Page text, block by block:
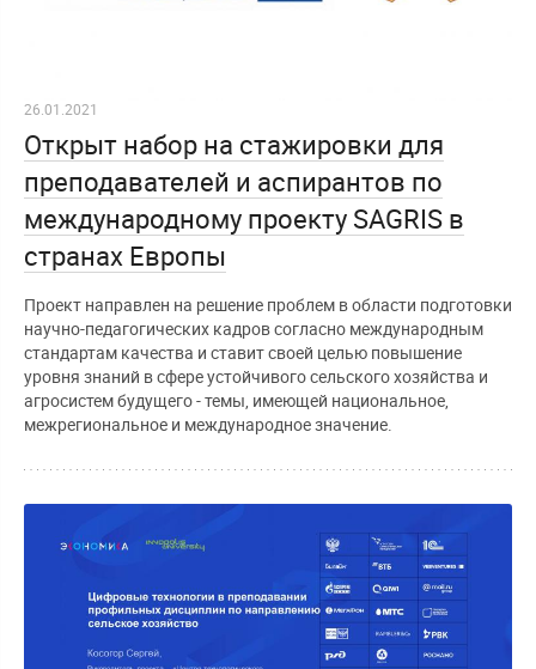
26.01.2021
Открыт набор на стажировки для
преподавателей и аспирантов по
международному проекту SAGRIS в
странах Европы
Проект направлен на решение проблем в области подготовки
научно-педагогических кадров согласно международным
стандартам качества и ставит своей целью повышение
уровня знаний в сфере устойчивого сельского хозяйства и
агросистем будущего - темы, имеющей национальное,
межрегиональное и международное значение.